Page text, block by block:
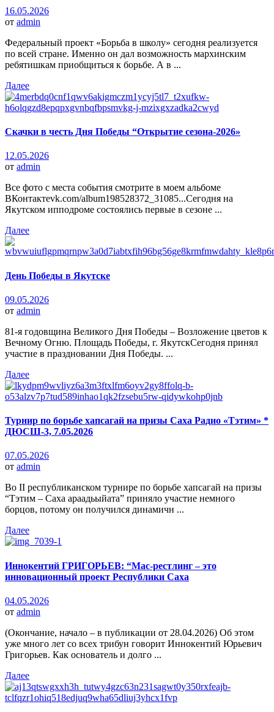
16.05.2026
от admin
Федеральный проект «Борьба в школу» сегодня реализуется
по всей стране. Именно он дал возможность мархинским
ребятишкам приобщиться к борьбе. А в ...
Далее
Скачки в честь Дня Победы “Открытие сезона-2026»
12.05.2026
от admin
Все фото с места события смотрите в моем альбоме
ВКонтактеvk.com/album198528372_31085...Сегодня на
Якутском ипподроме состоялись первые в сезоне ...
Далее
День Победы в Якутске
09.05.2026
от admin
81-я годовщина Великого Дня Победы – Возложение цветов к
Вечному Огню. Площадь Победы, г. ЯкутскСегодня принял
участие в праздновании Дня Победы. ...
Далее
Турнир по борьбе хапсагай на призы Саха Радио «Тэтим» *
ДЮСШ-3, 7.05.2026
07.05.2026
от admin
Во II республиканском турнире по борьбе хапсагай на призы
“Тэтим – Саха араадьыйата” приняло участие немного
борцов, потому он получился динамичн ...
Далее
Иннокентий ГРИГОРЬЕВ: “Мас-рестлинг – это
инновационный проект Республики Саха
04.05.2026
от admin
(Окончание, начало – в публикации от 28.04.2026) Об этом
уже много лет со всех трибун говорит Иннокентий Юрьевич
Григорьев. Как основатель и долго ...
Далее